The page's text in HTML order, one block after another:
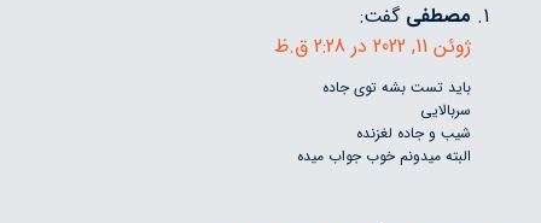
مصطفی گفت:
ژوئن 11, 2022 در 2:28 ق.ظ
باید تست بشه توی جاده
سربالایی
شیب و جاده لغزنده
البته میدونم خوب جواب میده